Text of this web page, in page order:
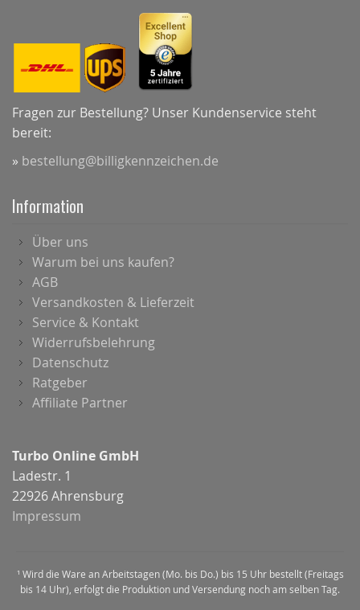
Fragen zur Bestellung? Unser Kundenservice steht
bereit:
» bestellung@billigkennzeichen.de
Information
Über uns
Warum bei uns kaufen?
AGB
Versandkosten & Lieferzeit
Service & Kontakt
Widerrufsbelehrung
Datenschutz
Ratgeber
Affiliate Partner
Turbo Online GmbH
Ladestr. 1
22926 Ahrensburg
Impressum
¹ Wird die Ware an Arbeitstagen (Mo. bis Do.) bis 15 Uhr bestellt (Freitags
bis 14 Uhr), erfolgt die Produktion und Versendung noch am selben Tag.